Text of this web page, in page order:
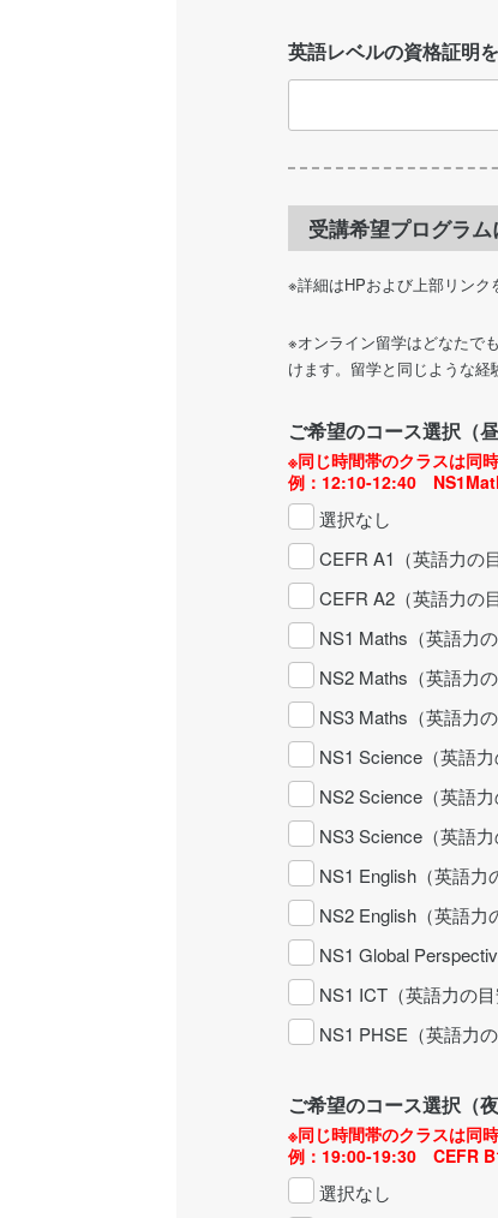
英語レベルの資格証明
受講希望プログラ
※詳細はHPおよび上部リンク
※オンライン留学はどなたで
けます。留学と同じような経
ご希望のコース選択（昼
※同じ時間帯のクラスは同
例：12:10-12:40
選択なし
CEFR A1（英語力の
CEFR A2（英語力の
NS1 Maths（英語力
NS2 Maths（英語力
NS3 Maths（英語力
NS1 Science（英語
NS2 Science（英語
NS3 Science（英語
NS1 English（英語力
NS2 English（英語力
NS1 Global
NS1 ICT（英語力の
NS1 PHSE（英語力
ご希望のコース選択（夜
※同じ時間帯のクラスは同
例：19:00-19:30 CEFR
選択なし